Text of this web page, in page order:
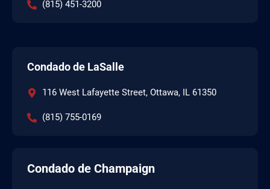
(815) 451-3200
Condado de LaSalle
116 West Lafayette Street, Ottawa, IL 61350
(815) 755-0169
Condado de Champaign